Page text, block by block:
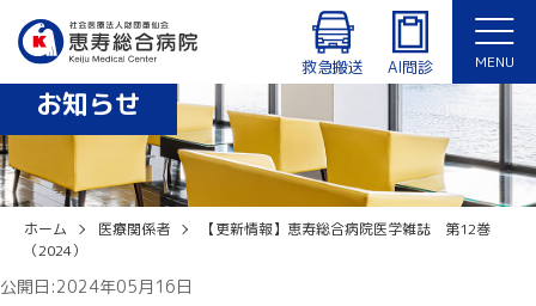
救急搬送 AI問診 MENU
診療時間：8:30〜12:30、14:00〜17:15（月〜金曜日）
外来・入院患者専用Wi-Fiあり
休診日：土曜日、日曜日、祝日、年末年始（12/29〜1/3）
English
お知らせ
ホーム 医療関係者
【更新情報】恵寿総合病院医学雑誌 第12巻
（2024）
公開日:2024年05月16日